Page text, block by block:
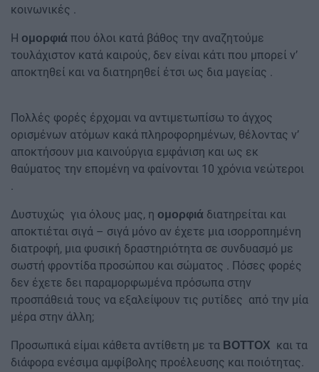
κοινωνικές .
Η ομορφιά που όλοι κατά βάθος την αναζητούμε
τουλάχιστον κατά καιρούς, δεν είναι κάτι που μπορεί ν’
αποκτηθεί και να διατηρηθεί έτσι ως δια μαγείας .
Πολλές φορές έρχομαι να αντιμετωπίσω το άγχος
ορισμένων ατόμων κακά πληροφορημένων, θέλοντας ν’
αποκτήσουν μια καινούργια εμφάνιση και ως εκ
θαύματος την επομένη να φαίνονται 10 χρόνια νεώτεροι
.
Δυστυχώς για όλους μας, η ομορφιά διατηρείται και
αποκτιέται σιγά – σιγά μόνο αν έχετε μια ισορροπημένη
διατροφή, μια φυσική δραστηριότητα σε συνδυασμό με
σωστή φροντίδα προσώπου και σώματος . Πόσες φορές
δεν έχετε δει παραμορφωμένα πρόσωπα στην
προσπάθειά τους να εξαλείψουν τις ρυτίδες από την μία
μέρα στην άλλη;
Προσωπικά είμαι κάθετα αντίθετη με τα BOTΤOX και τα
διάφορα ενέσιμα αμφίβολης προέλευσης και ποιότητας.